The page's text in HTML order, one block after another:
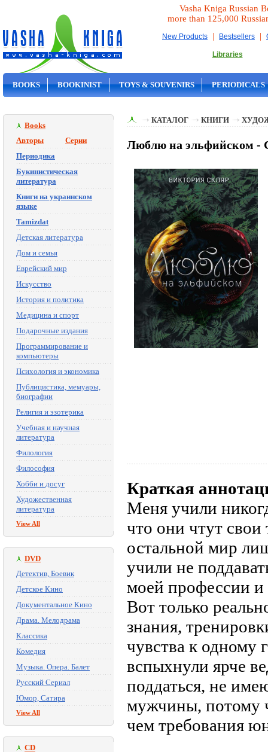
Vasha Kniga Russian
more than 125,000
New Products | Bestsellers |
Libraries
BOOKS BOOKINIST TOYS & SOUVENIRS PERIODICALS
Books
Авторы
Серии
Периодика
Букинистическая
литература
Книги на украинском
языке
Tamizdat
Детская литература
Дом и семья
Еврейский мир
Искусство
История и политика
Медицина и спорт
Подарочные издания
Программирование и
компьютеры
Психология и экономика
Публицистика, мемуары,
биографии
Религия и эзотерика
Учебная и научная
литература
Филология
Философия
Хобби и досуг
Художественная
литература
View All
DVD
Детектив, Боевик
Детское Кино
Документальное Кино
Драма. Мелодрама
Классика
Комедия
Музыка. Опера. Балет
Русский Сериал
Юмор, Сатира
View All
CD
КАТАЛОГ КНИГИ
Люблю на эльфийском -
Краткая
Меня учили
что они чтут свои
остальной мир
учили не
моей профессии
Вот только
знания,
чувства к одному
вспыхнули ярче
поддаться, не
мужчины, потому
чем требования